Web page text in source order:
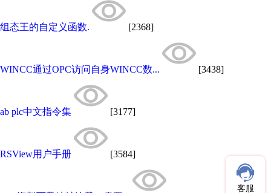
组态王的自定义函数. [2368]
WINCC通过OPC访问自身WINCC数... [3438]
ab plc中文指令集 [3177]
RSView用户手册 [3584]
客服